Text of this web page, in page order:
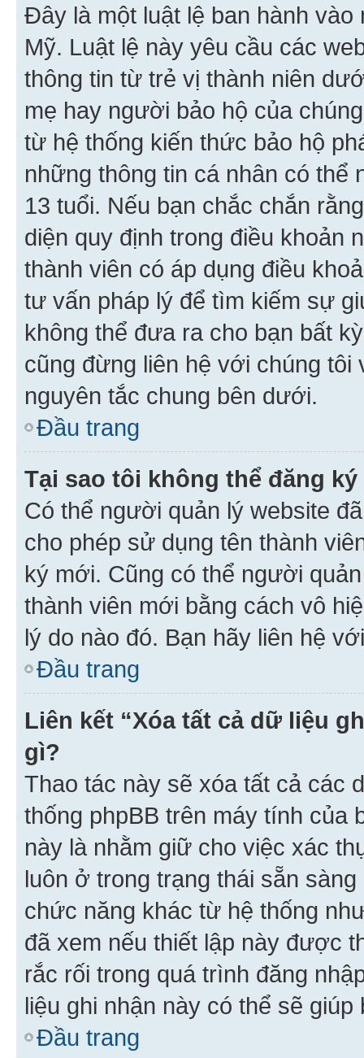
Đây là một luật lệ ban hành
Mỹ. Luật lệ này yêu cầu các
thông tin từ trẻ vị thành niên
mẹ hay người bảo hộ của
từ hệ thống kiến thức bảo hộ
những thông tin cá nhân có thể
13 tuổi. Nếu bạn chắc chắn
diện quy định trong điều khoản
thành viên có áp dụng điều
tư vấn pháp lý để tìm kiếm sự
không thể đưa ra cho bạn bất
cũng đừng liên hệ với chúng
nguyên tắc chung bên dưới.
Đầu trang
Tại sao tôi không thể đăng
Có thể người quản lý website
cho phép sử dụng tên thành
ký mới. Cũng có thể người
thành viên mới bằng cách vô
lý do nào đó. Bạn hãy liên hệ
Đầu trang
Liên kết “Xóa tất cả dữ liệu
gì?
Thao tác này sẽ xóa tất cả các
thống phpBB trên máy tính của
này là nhằm giữ cho việc xác
luôn ở trong trạng thái sẵn
chức năng khác từ hệ thống
đã xem nếu thiết lập này được
rắc rối trong quá trình đăng
liệu ghi nhận này có thể sẽ
Đầu trang